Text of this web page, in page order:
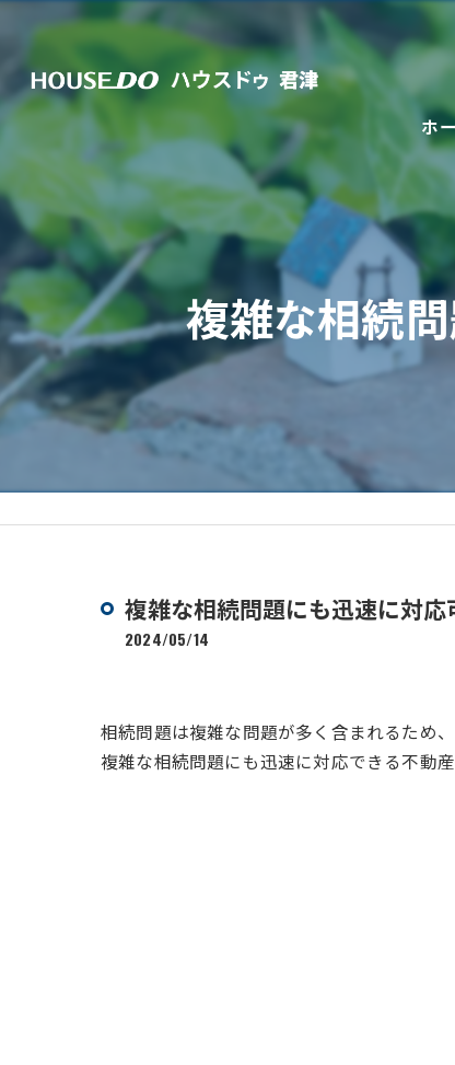
ホ
複雑な相続
複雑な相続問題にも迅速に対
2024/05/14
相続問題は複雑な問題が多く含まれるため
複雑な相続問題にも迅速に対応できる不動